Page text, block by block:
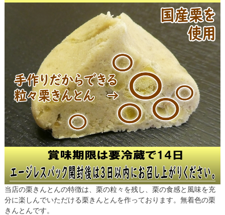
当店の栗きんとんの特徴は、栗の粒々を残し、栗の食感と風味を充
分に楽しんでいただける栗きんとんを作っております。無着色の栗
きんとんです。